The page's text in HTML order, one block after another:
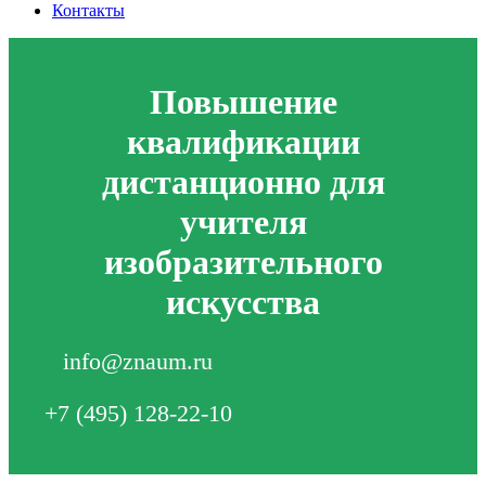
Контакты
Повышение
квалификации
дистанционно для
учителя
изобразительного
искусства
info@znaum.ru
+7 (495) 128-22-10